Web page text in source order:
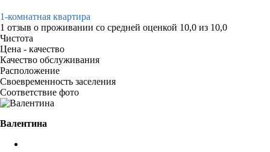
1-комнатная квартира
1 отзыв о проживании со средней оценкой 10,0 из 10,0
Чистота
Цена - качество
Качество обслуживания
Расположение
Своевременность заселения
Соответствие фото
Валентина